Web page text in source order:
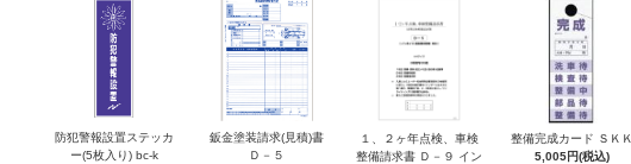
防犯警報設置ステッカ
ー(5枚入り) bc-k
鈑金塗装請求(見積)書
Ｄ－５
１、２ヶ年点検、車検
整備請求書 Ｄ－９ イン
整備完成カード ＳＫＫ
5,005円(税込)